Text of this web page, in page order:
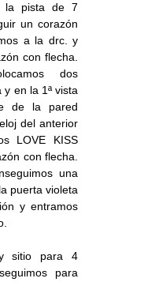
la pista de 7
un corazón
a la drc. y
con flecha.
dos
y en la 1ª vista
de la pared
del anterior
LOVE KISS
con flecha.
una
puerta violeta
y entramos
sitio para 4
para